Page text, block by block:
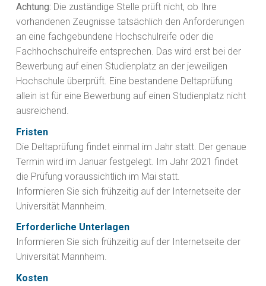
Achtung: Die zuständige Stelle prüft nicht, ob Ihre
vorhandenen Zeugnisse tatsächlich den Anforderungen
an eine fachgebundene Hochschulreife oder die
Fachhochschulreife entsprechen. Das wird erst bei der
Bewerbung auf einen Studienplatz an der jeweiligen
Hochschule überprüft. Eine bestandene Deltaprüfung
allein ist für eine Bewerbung auf einen Studienplatz nicht
ausreichend.
Fristen
Die Deltaprüfung findet einmal im Jahr statt. Der genaue
Termin wird im Januar festgelegt. Im Jahr 2021 findet
die Prüfung voraussichtlich im Mai statt.
Informieren Sie sich frühzeitig auf der Internetseite der
Universität Mannheim.
Erforderliche Unterlagen
Informieren Sie sich frühzeitig auf der Internetseite der
Universität Mannheim.
Kosten